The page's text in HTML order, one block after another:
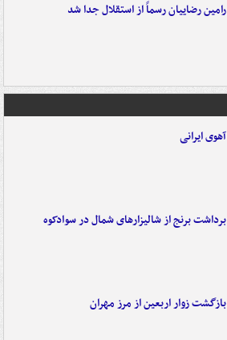
رامین رضاییان رسماً از استقلال جدا شد
آهوی ایرانی
برداشت برنج از شالیزارهای شمال در سوادکوه
بازگشت زوار اربعین از مرز مهران